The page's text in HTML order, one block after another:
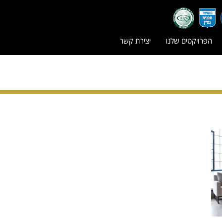
הפרויקטים שלנו יצירת קשר